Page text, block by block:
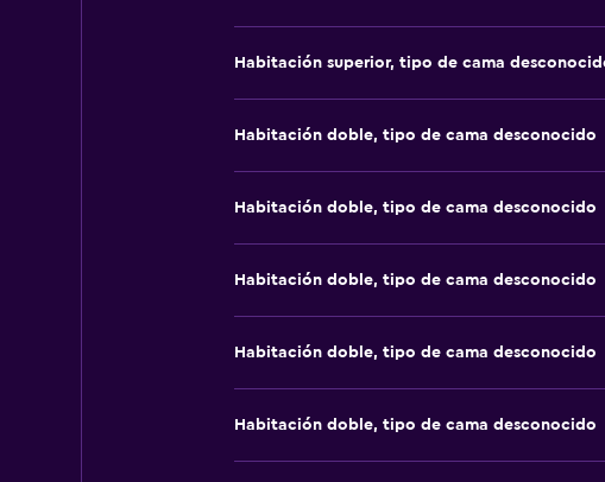
Habitación superior, tipo de cama
Habitación doble, tipo de cama desconocido
Habitación doble, tipo de cama desconocido
Habitación doble, tipo de cama desconocido
Habitación doble, tipo de cama desconocido
Habitación doble, tipo de cama desconocido